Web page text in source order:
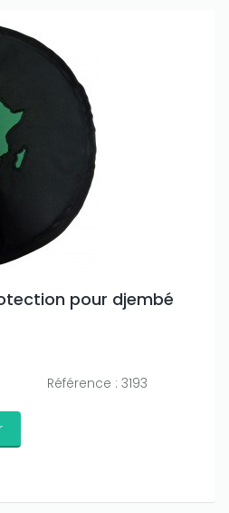
pour djembé
Référence : 3193